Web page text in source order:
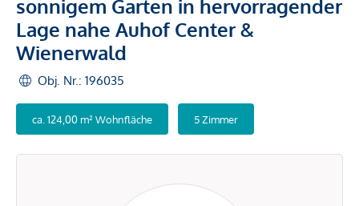
sonnigem Garten in hervorragender
Lage nahe Auhof Center &
Wienerwald
Obj. Nr.: 196035
ca. 124,00 m² Wohnfläche 5 Zimmer